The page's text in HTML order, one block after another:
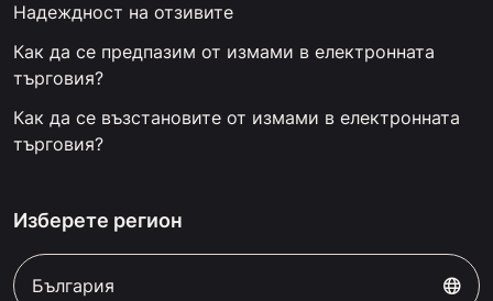
Надеждност на отзивите
Как да се предпазим от измами в електронната
търговия?
Как да се възстановите от измами в електронната
търговия?
Изберете регион
България